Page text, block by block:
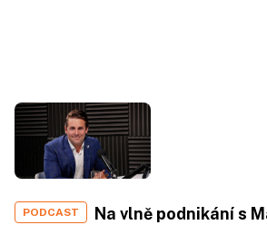
PODCAST
Na vlně podnikání s